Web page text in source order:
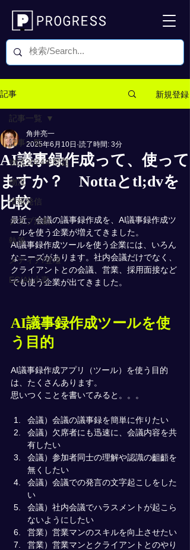
記事 新規登録
記事一覧
物流2024年問題
物流
情報発信
クラブ活動
執筆
メディア/登壇
EC/AI/小売
記事一覧
AI議事録作成って、使って
ますか？ Nottaとtl;dvを
比較
角井亮一
2025年6月10日 読了時間: 3分
最近、会議の議事録作成を、AI議事録作成ツ
ールを使う企業が増えてきました。
AI議事録作成ツールを使う企業には、いろん
なニーズがあります。社内会議だけでなく、
クライアントとの会議、営業、採用面接など
でも使う企業が出てきました。
AI議事録作成ツールを使
う目的
AI議事録作成アプリ（ツール）を使う目的
は、たくさんあります。
思いつくことを書いてみると。。。
会議）会議の議事録を簡単に作りたい
会議）欠席者にも迅速に、会議内容を共
有したい
会議）参加者同士の理解や認識の齟齬を
無くしたい
会議）会議での発言の文字起こしをした
い
会議）社内会議でハラスメントが起こら
ないようにしたい
営業）営業マンのスキルを向上させたい
営業）営業マンとクライアントとのやり